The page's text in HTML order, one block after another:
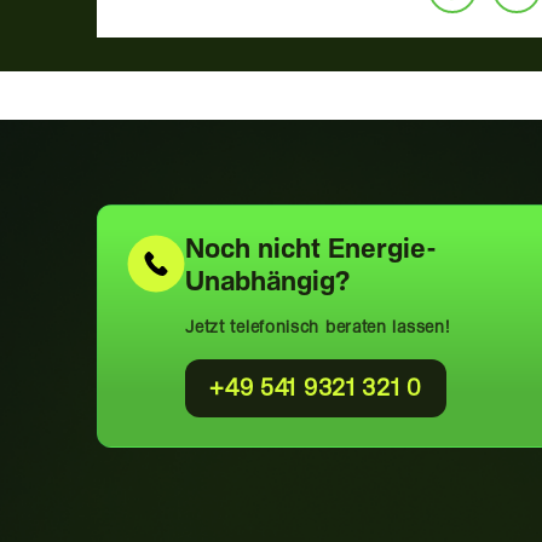
Noch nicht Energie-
Unabhängig?
Jetzt telefonisch beraten lassen!
+49 541 9321 321 0